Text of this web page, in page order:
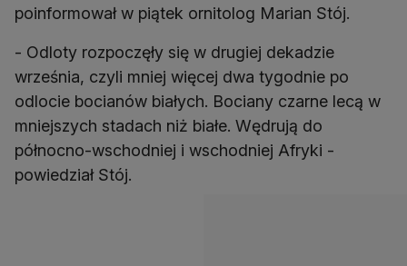
poinformował w piątek ornitolog Marian Stój.
- Odloty rozpoczęły się w drugiej dekadzie
września, czyli mniej więcej dwa tygodnie po
odlocie bocianów białych. Bociany czarne lecą w
mniejszych stadach niż białe. Wędrują do
północno-wschodniej i wschodniej Afryki -
powiedział Stój.